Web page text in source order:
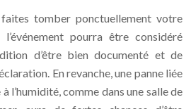
tomber ponctuellement votre
l’événement pourra être considéré
d’être bien documenté et de
En revanche, une panne liée
l’humidité, comme dans une salle de